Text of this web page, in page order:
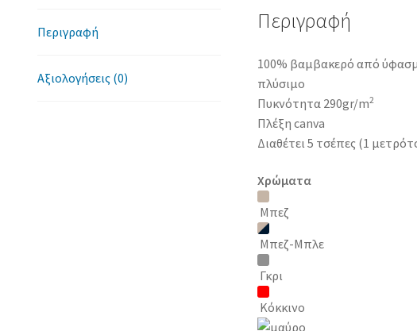
Περιγραφή
Αξιολογήσεις (0)
Περιγραφή
100% βαμβακερό από
πλύσιμο
Πυκνότητα 290gr/m2
Πλέξη canva
Διαθέτει 5 τσέπες (1
Χρώματα
Μπεζ
Μπεζ-Μπλε
Γκρι
Κόκκινο